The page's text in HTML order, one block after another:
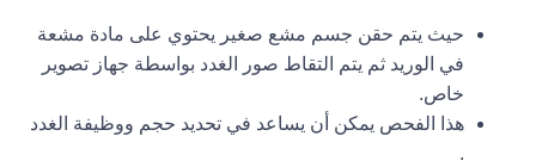
حيث يتم حقن جسم مشع صغير يحتوي على مادة مشعة
في الوريد ثم يتم التقاط صور الغدد بواسطة جهاز تصوير
خاص.
هذا الفحص يمكن أن يساعد في تحديد حجم ووظيفة الغدد
.